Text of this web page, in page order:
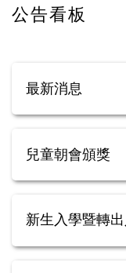
公告看板
最新消息
兒童朝會頒獎
新生入學暨轉出